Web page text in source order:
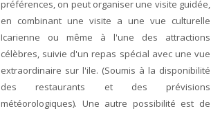
préférences, on peut organiser une visite guidée,
en combinant une visite a une vue culturelle
Icarienne ou même à l'une des attractions
célèbres, suivie d'un repas spécial avec une vue
extraordinaire sur l'ile. (Soumis à la disponibilité
des restaurants et des prévisions
météorologiques). Une autre possibilité est de